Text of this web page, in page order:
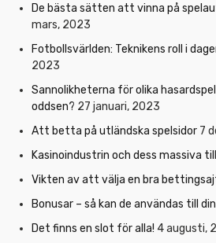
De bästa sätten att vinna på
mars, 2023
Fotbollsvärlden: Teknikens roll i
2023
Sannolikheterna för olika
oddsen? 27 januari, 2023
Att betta på utländska spelsidor 7
Kasinoindustrin och dess massiva
Vikten av att välja en bra
Bonusar – så kan de användas till
Det finns en slot för alla! 4 augusti,